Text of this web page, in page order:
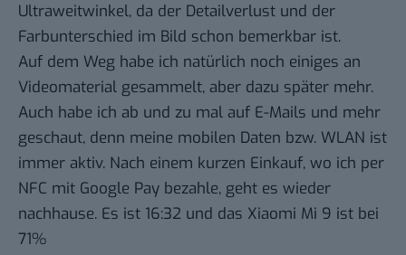
Ultraweitwinkel, da der Detailverlust und der
Farbunterschied im Bild schon bemerkbar ist.
Auf dem Weg habe ich natürlich noch einiges an
Videomaterial gesammelt, aber dazu später mehr.
Auch habe ich ab und zu mal auf E-Mails und mehr
geschaut, denn meine mobilen Daten bzw. WLAN ist
immer aktiv. Nach einem kurzen Einkauf, wo ich per
NFC mit Google Pay bezahle, geht es wieder
nachhause. Es ist 16:32 und das Xiaomi Mi 9 ist bei
71%